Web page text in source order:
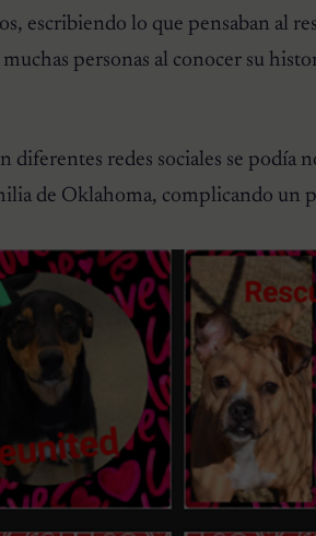
escribiendo lo que pensaban al
personas al conocer su
diferentes redes sociales se podía
de Oklahoma, complicando un